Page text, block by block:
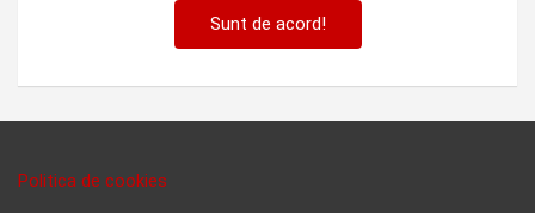
Sunt de acord!
Politica de cookies